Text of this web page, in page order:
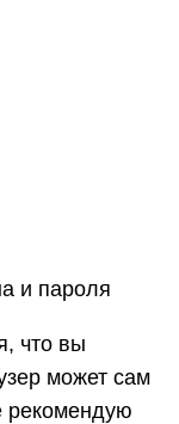
и пароля
что вы
может сам
рекомендую